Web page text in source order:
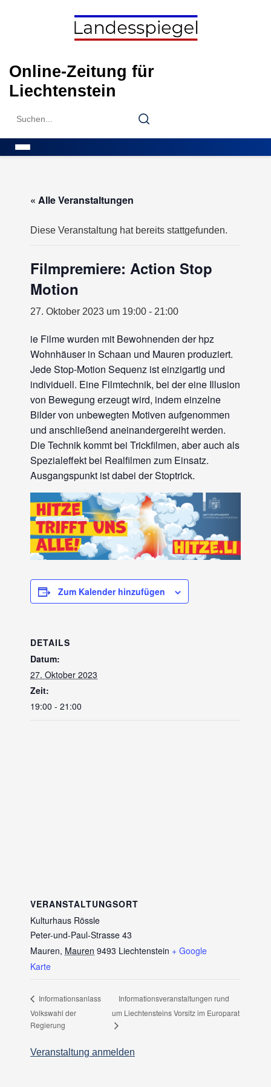
Online-Zeitung für
Liechtenstein
Search
Search
« Alle Veranstaltungen
Diese Veranstaltung hat bereits stattgefunden.
Filmpremiere: Action Stop
Motion
27. Oktober 2023 um 19:00 - 21:00
ie Filme wurden mit Bewohnenden der hpz
Wohnhäuser in Schaan und Mauren produziert.
Jede Stop-Motion Sequenz ist einzigartig und
individuell. Eine Filmtechnik, bei der eine Illusion
von Bewegung erzeugt wird, indem einzelne
Bilder von unbewegten Motiven aufgenommen
und anschließend aneinandergereiht werden.
Die Technik kommt bei Trickfilmen, aber auch als
Spezialeffekt bei Realfilmen zum Einsatz.
Ausgangspunkt ist dabei der Stoptrick.
Zum Kalender hinzufügen
DETAILS
Datum:
27. Oktober 2023
Zeit:
19:00 - 21:00
VERANSTALTUNGSORT
Kulturhaus Rössle
Peter-und-Paul-Strasse 43
Mauren, Mauren 9493 Liechtenstein + Google
Karte
Informationsanlass
Volkswahl der
Regierung
Informationsveranstaltungen rund
um Liechtensteins Vorsitz im Europarat
Veranstaltung anmelden